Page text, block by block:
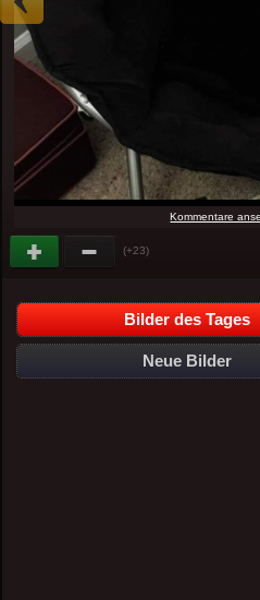
Kommentare
(+23)
Bilder des Tages
Neue Bilder